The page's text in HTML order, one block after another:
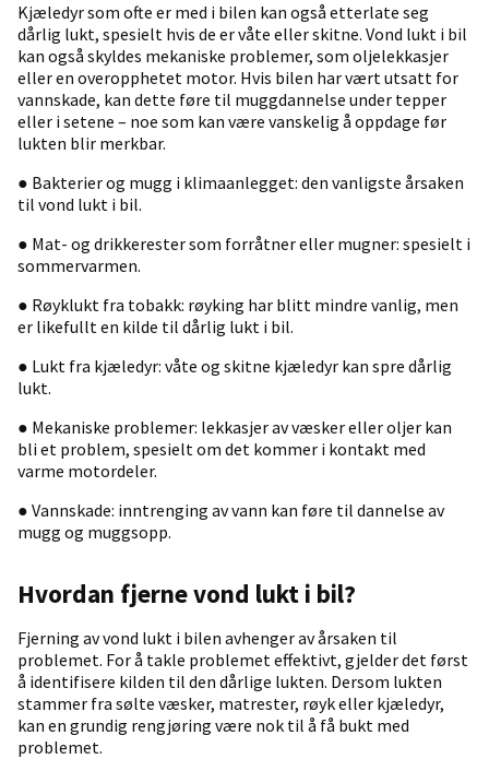
Kjæledyr som ofte er med i bilen kan også etterlate seg
dårlig lukt, spesielt hvis de er våte eller skitne. Vond lukt i bil
kan også skyldes mekaniske problemer, som oljelekkasjer
eller en overopphetet motor. Hvis bilen har vært utsatt for
vannskade, kan dette føre til muggdannelse under tepper
eller i setene – noe som kan være vanskelig å oppdage før
lukten blir merkbar.
● Bakterier og mugg i klimaanlegget: den vanligste årsaken
til vond lukt i bil.
● Mat- og drikkerester som forråtner eller mugner: spesielt i
sommervarmen.
● Røyklukt fra tobakk: røyking har blitt mindre vanlig, men
er likefullt en kilde til dårlig lukt i bil.
● Lukt fra kjæledyr: våte og skitne kjæledyr kan spre dårlig
lukt.
● Mekaniske problemer: lekkasjer av væsker eller oljer kan
bli et problem, spesielt om det kommer i kontakt med
varme motordeler.
● Vannskade: inntrenging av vann kan føre til dannelse av
mugg og muggsopp.
Hvordan fjerne vond lukt i bil?
Fjerning av vond lukt i bilen avhenger av årsaken til
problemet. For å takle problemet effektivt, gjelder det først
å identifisere kilden til den dårlige lukten. Dersom lukten
stammer fra sølte væsker, matrester, røyk eller kjæledyr,
kan en grundig rengjøring være nok til å få bukt med
problemet.